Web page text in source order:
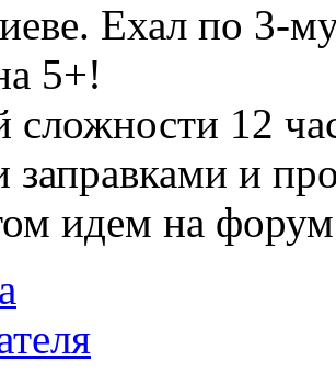
Ехал по 3-
5+!
12
заправками и
идем на